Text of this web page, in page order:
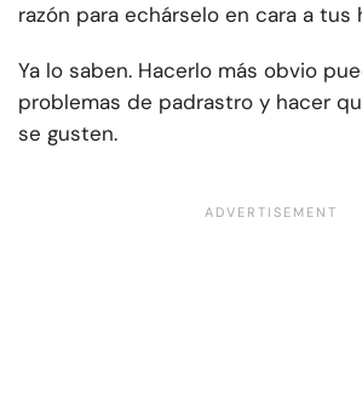
razón para echárselo en cara a tus
Ya lo saben. Hacerlo más obvio
problemas de padrastro y hacer
se gusten.